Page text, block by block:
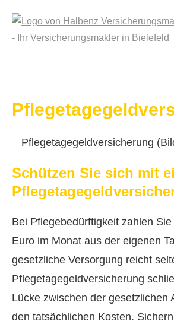
Schützen Sie sich mit
Bei Pflegebedürftigkeit zahlen
Euro im Monat aus der eigenen
gesetzliche Versorgung reicht
Pflegetagegeldversicherung
Lücke zwischen der gesetzlichen
den tatsächlichen Kosten.